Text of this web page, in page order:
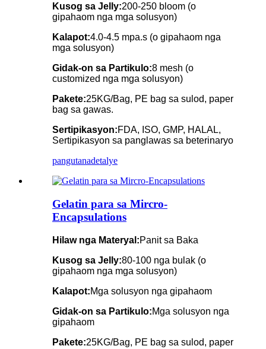
Kusog sa Jelly:200-250 bloom (o
gipahaom nga mga solusyon)
Kalapot:4.0-4.5 mpa.s (o gipahaom nga
mga solusyon)
Gidak-on sa Partikulo:8 mesh (o
customized nga mga solusyon)
Pakete:25KG/Bag, PE bag sa sulod, paper
bag sa gawas.
Sertipikasyon:FDA, ISO, GMP, HALAL,
Sertipikasyon sa panglawas sa beterinaryo
pangutanadetalye
Gelatin para sa Mircro-
Encapsulations
Hilaw nga Materyal:Panit sa Baka
Kusog sa Jelly:80-100 nga bulak (o
gipahaom nga mga solusyon)
Kalapot:Mga solusyon nga gipahaom
Gidak-on sa Partikulo:Mga solusyon nga
gipahaom
Pakete:25KG/Bag, PE bag sa sulod, paper